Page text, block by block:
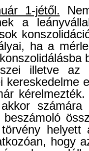
1-jétől.
a
ha a
illetve az
kereskedelme
beszámoló
helyett
hogy